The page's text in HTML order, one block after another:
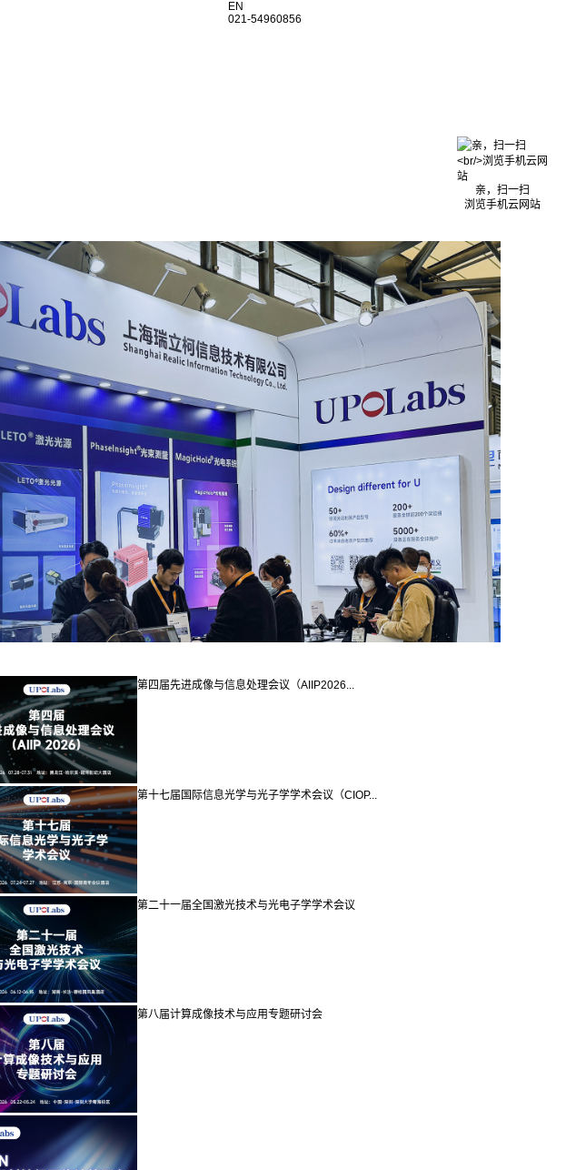
EN
021-54960856
第四届先进成像与信息处理会议（AIIP2026...
第十七届国际信息光学与光子学学术会议（CIOP...
第二十一届全国激光技术与光电子学学术会议
第八届计算成像技术与应用专题研讨会
亲，扫一扫
浏览手机云网站